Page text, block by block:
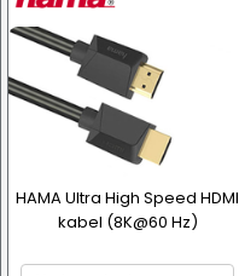
HAMA Ultra High Speed HDMI
kabel (8K@60 Hz)